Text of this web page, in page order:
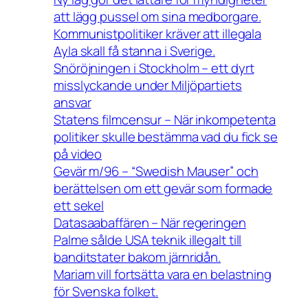
att lägg pussel om sina medborgare.
Kommunistpolitiker kräver att illegala
Ayla skall få stanna i Sverige.
Snöröjningen i Stockholm – ett dyrt
misslyckande under Miljöpartiets
ansvar
Statens filmcensur – När inkompetenta
politiker skulle bestämma vad du fick se
på video
Gevär m/96 – “Swedish Mauser” och
berättelsen om ett gevär som formade
ett sekel
Datasaabaffären – När regeringen
Palme sålde USA teknik illegalt till
banditstater bakom järnridån.
Mariam vill fortsätta vara en belastning
för Svenska folket.